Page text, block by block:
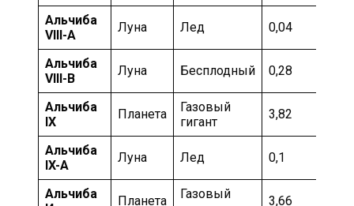
Альчиба
VIII-А
Луна Лед 0,04
Альчиба
VIII-B
Луна Бесплодный 0,28
Альчиба
IX
Планета
Газовый
гигант
3,82
Альчиба
IX-А
Луна Лед 0,1
Альчиба
Планета
Газовый
3,66